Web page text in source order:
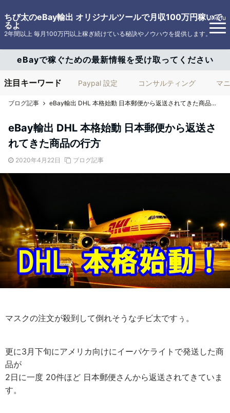
ちび太のeBay輸出 オリジナルツールで月収100万円稼いで
るよ
2年間以上 毎月100万円以上稼ぎ続けている秘訣やノウハウを提供します。
Menu
eBayで稼ぐための最新情報を受け取ってください
注目キーワード Paypal 設定 コンサルティング マ
ブログ記事 eBay輸出 DHL 本格始動 日本郵便から返送されてきた商品の行方
eBay輸出 DHL 本格始動 日本郵便から返送さ
れてきた商品の行方
2020年4月22日 ブログ記事
マスクの注文が殺到して倒れそうなチビ太ですぅ。
更に3月下旬にアメリカ向けにイーパケライトで発送した商
品が
2日に一度 20件ほど 日本郵便さんから返送されてきていま
す。